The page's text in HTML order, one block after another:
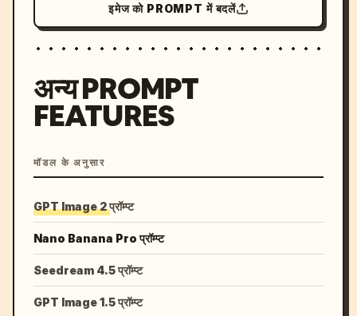
इमेज को PROMPT में बदलें
अन्य PROMPT
FEATURES
मॉडल के अनुसार
GPT Image 2 प्रॉम्प्ट
Nano Banana Pro प्रॉम्प्ट
Seedream 4.5 प्रॉम्प्ट
GPT Image 1.5 प्रॉम्प्ट